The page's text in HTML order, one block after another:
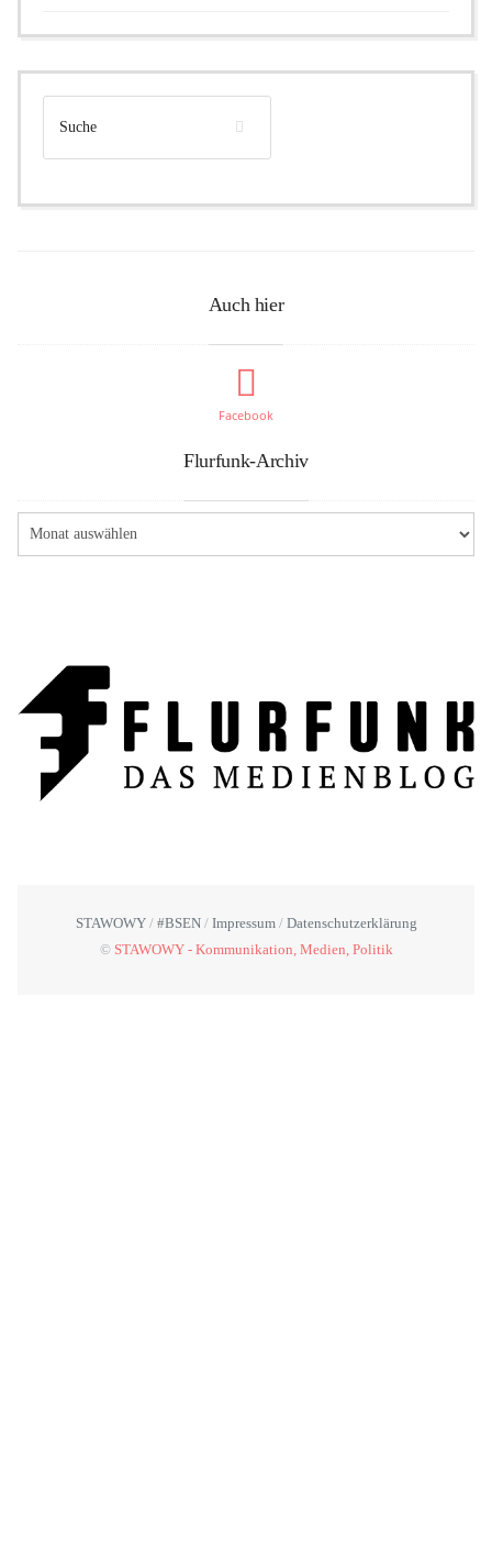
Auch hier
Facebook
Flurfunk-Archiv
STAWOWY #BSEN Impressum
Datenschutzerklärung
© STAWOWY - Kommunikation, Medien, Politik